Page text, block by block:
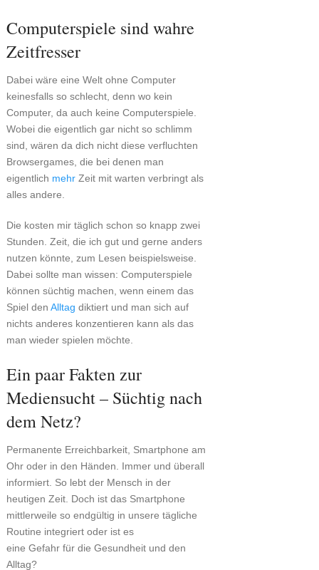
Computerspiele sind wahre
Zeitfresser
Dabei wäre eine Welt ohne Computer
keinesfalls so schlecht, denn wo kein
Computer, da auch keine Computerspiele.
Wobei die eigentlich gar nicht so schlimm
sind, wären da dich nicht diese verfluchten
Browsergames, die bei denen man
eigentlich mehrZeit mit warten verbringt als
alles andere.
Die kosten mir täglich schon so knapp zwei
Stunden. Zeit, die ich gut und gerne anders
nutzen könnte, zum Lesen beispielsweise.
Dabei sollte man wissen: Computerspiele
können süchtig machen, wenn einem das
Spiel den Alltag diktiert und man sich auf
nichts anderes konzentieren kann als das
man wieder spielen möchte.
Ein paar Fakten zur
Mediensucht – Süchtig nach
dem Netz?
Permanente Erreichbarkeit, Smartphone am
Ohr oder in den Händen. Immer und überall
informiert. So lebt der Mensch in der
heutigen Zeit. Doch ist das Smartphone
mittlerweile so endgültig in unsere tägliche
Routine integriert oder ist es
eine Gefahr für die Gesundheit und den
Alltag?